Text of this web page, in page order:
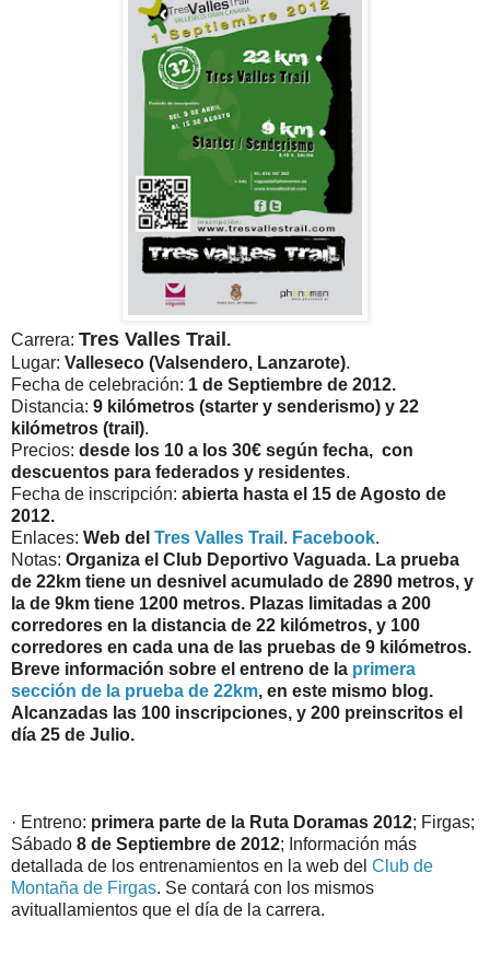
Carrera: Tres Valles Trail .
Lugar: Valleseco (Valsendero, Lanzarote).
Fecha de celebración: 1 de Septiembre de 2012.
Distancia: 9 kilómetros (starter y senderismo) y 22
kilómetros (trail).
Precios: desde los 10 a los 30€ según fecha, con
descuentos para federados y residentes.
Fecha de inscripción: abierta hasta el 15 de Agosto de
2012.
Enlaces: Web del Tres Valles Trail . Facebook.
Notas: Organiza el Club Deportivo Vaguada. La prueba
de 22km tiene un desnivel acumulado de 2890 metros, y
la de 9km tiene 1200 metros. Plazas limitadas a 200
corredores en la distancia de 22 kilómetros, y 100
corredores en cada una de las pruebas de 9 kilómetros.
Breve información sobre el entreno de la primera
sección de la prueba de 22km, en este mismo blog.
Alcanzadas las 100 inscripciones, y 200 preinscritos el
día 25 de Julio.
· Entreno: primera parte de la Ruta Doramas 2012; Firgas;
Sábado 8 de Septiembre de 2012; Información más
detallada de los entrenamientos en la web del Club de
Montaña de Firgas. Se contará con los mismos
avituallamientos que el día de la carrera.